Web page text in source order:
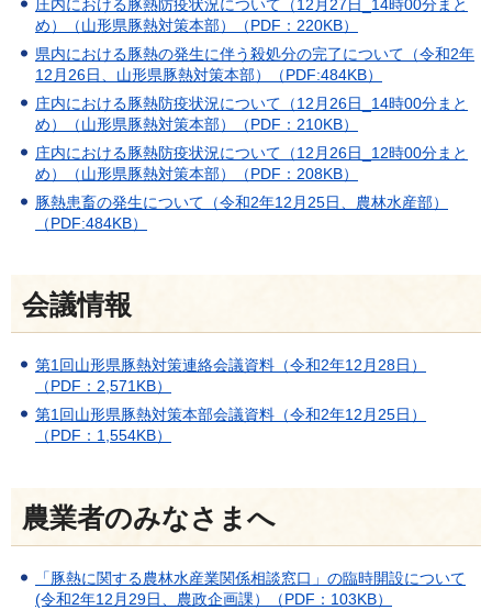
庄内における豚熱防疫状況について（12月27日_14時00分まと
め）（山形県豚熱対策本部）（PDF：220KB）
県内における豚熱の発生に伴う殺処分の完了について（令和2年
12月26日、山形県豚熱対策本部）（PDF:484KB）
庄内における豚熱防疫状況について（12月26日_14時00分まと
め）（山形県豚熱対策本部）（PDF：210KB）
庄内における豚熱防疫状況について（12月26日_12時00分まと
め）（山形県豚熱対策本部）（PDF：208KB）
豚熱患畜の発生について（令和2年12月25日、農林水産部）
（PDF:484KB）
会議情報
第1回山形県豚熱対策連絡会議資料（令和2年12月28日）
（PDF：2,571KB）
第1回山形県豚熱対策本部会議資料（令和2年12月25日）
（PDF：1,554KB）
農業者のみなさまへ
「豚熱に関する農林水産業関係相談窓口」の臨時開設について
(令和2年12月29日、農政企画課）（PDF：103KB）